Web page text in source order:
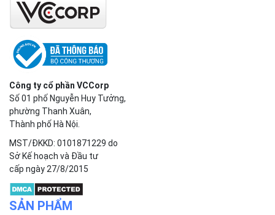
Công ty cổ phần VCCorp
Số 01 phố Nguyễn Huy Tưởng,
phường Thanh Xuân,
Thành phố Hà Nội.
MST/ĐKKD: 0101871229 do
Sở Kế hoạch và Đầu tư
cấp ngày 27/8/2015
SẢN PHẨM